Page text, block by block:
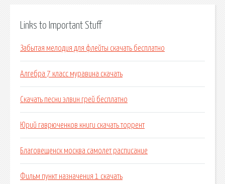
Links to Important Stuff
Забытая мелодия для флейты скачать бесплатно
Алгебра 7 класс муравина скачать
Скачать песни элвин грей бесплатно
Юрий гаврюченков книги скачать торрент
Благовещенск москва самолет расписание
Фильм пункт назначения 1 скачать